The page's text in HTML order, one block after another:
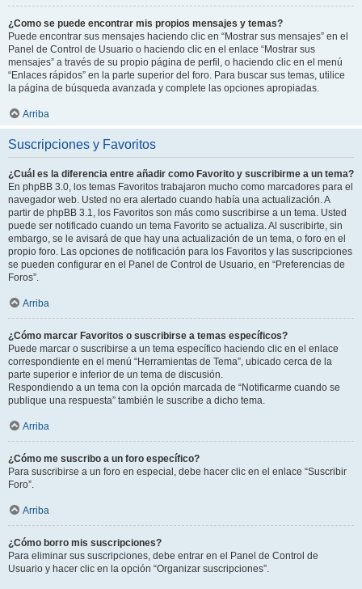
¿Como se puede encontrar mis propios mensajes y temas?
Puede encontrar sus mensajes haciendo clic en “Mostrar sus mensajes” en el
Panel de Control de Usuario o haciendo clic en el enlace “Mostrar sus
mensajes” a través de su propio página de perfil, o haciendo clic en el menú
“Enlaces rápidos” en la parte superior del foro. Para buscar sus temas, utilice
la página de búsqueda avanzada y complete las opciones apropiadas.
Arriba
Suscripciones y Favoritos
¿Cuál es la diferencia entre añadir como Favorito y suscribirme a un tema?
En phpBB 3.0, los temas Favoritos trabajaron mucho como marcadores para el
navegador web. Usted no era alertado cuando había una actualización. A
partir de phpBB 3.1, los Favoritos son más como suscribirse a un tema. Usted
puede ser notificado cuando un tema Favorito se actualiza. Al suscribirte, sin
embargo, se le avisará de que hay una actualización de un tema, o foro en el
propio foro. Las opciones de notificación para los Favoritos y las suscripciones
se pueden configurar en el Panel de Control de Usuario, en “Preferencias de
Foros”.
Arriba
¿Cómo marcar Favoritos o suscribirse a temas específicos?
Puede marcar o suscribirse a un tema específico haciendo clic en el enlace
correspondiente en el menú “Herramientas de Tema”, ubicado cerca de la
parte superior e inferior de un tema de discusión.
Respondiendo a un tema con la opción marcada de “Notificarme cuando se
publique una respuesta” también le suscribe a dicho tema.
Arriba
¿Cómo me suscribo a un foro específico?
Para suscribirse a un foro en especial, debe hacer clic en el enlace “Suscribir
Foro”.
Arriba
¿Cómo borro mis suscripciones?
Para eliminar sus suscripciones, debe entrar en el Panel de Control de
Usuario y hacer clic en la opción “Organizar suscripciones”.